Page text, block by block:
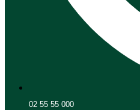
02 55 55 000